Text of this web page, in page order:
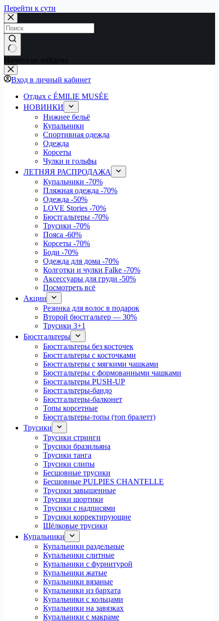
Перейти к сути
Ничего не найдено
Вход в личный кабинет
Отдых с ÉMILIE MUSÉE
НОВИНКИ
Нижнее бельё
Купальники
Спортивная одежда
Одежда
Корсеты
Чулки и гольфы
ЛЕТНЯЯ РАСПРОДАЖА
Купальники -70%
Пляжная одежда -70%
Одежда -50%
LOVE Stories -70%
Бюстгальтеры -70%
Трусики -70%
Пояса -60%
Корсеты -70%
Боди -70%
Одежда для дома -70%
Колготки и чулки Falke -70%
Аксессуары для груди -50%
Посмотреть всё
Акции
Резинка для волос в подарок
Второй бюстгальтер — 30%
Трусики 3+1
Бюстгальтеры
Бюстгальтеры без косточек
Бюстгальтеры с косточками
Бюстгальтеры с мягкими чашками
Бюстгальтеры с формованными чашками
Бюстгальтеры PUSH-UP
Бюстгальтеры-бандо
Бюстгальтеры-балконет
Топы корсетные
Бюстгальтеры-топы (топ бралетт)
Трусики
Трусики стринги
Трусики бразильяна
Трусики танга
Трусики слипы
Бесшовные трусики
Бесшовные PULPIES CHANTELLE
Трусики завышенные
Трусики шортики
Трусики с надписями
Трусики корректирующие
Шёлковые трусики
Купальники
Купальники раздельные
Купальники слитные
Купальники с фурнитурой
Купальники жатые
Купальники вязаные
Купальники из бархата
Купальники с кольцами
Купальники на завязках
Купальники с макраме